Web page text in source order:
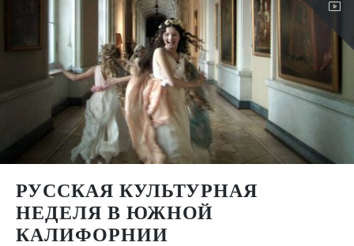
РУССКАЯ КУЛЬТУРНАЯ
НЕДЕЛЯ В ЮЖНОЙ
КАЛИФОРНИИ